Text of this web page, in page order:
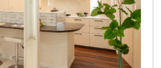
のご
リフォームに関す
るお問い合わせ
プ情報